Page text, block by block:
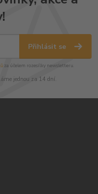
Přihlásit se
za účelem rozesílky newsletteru.
jednou za 14 dní.